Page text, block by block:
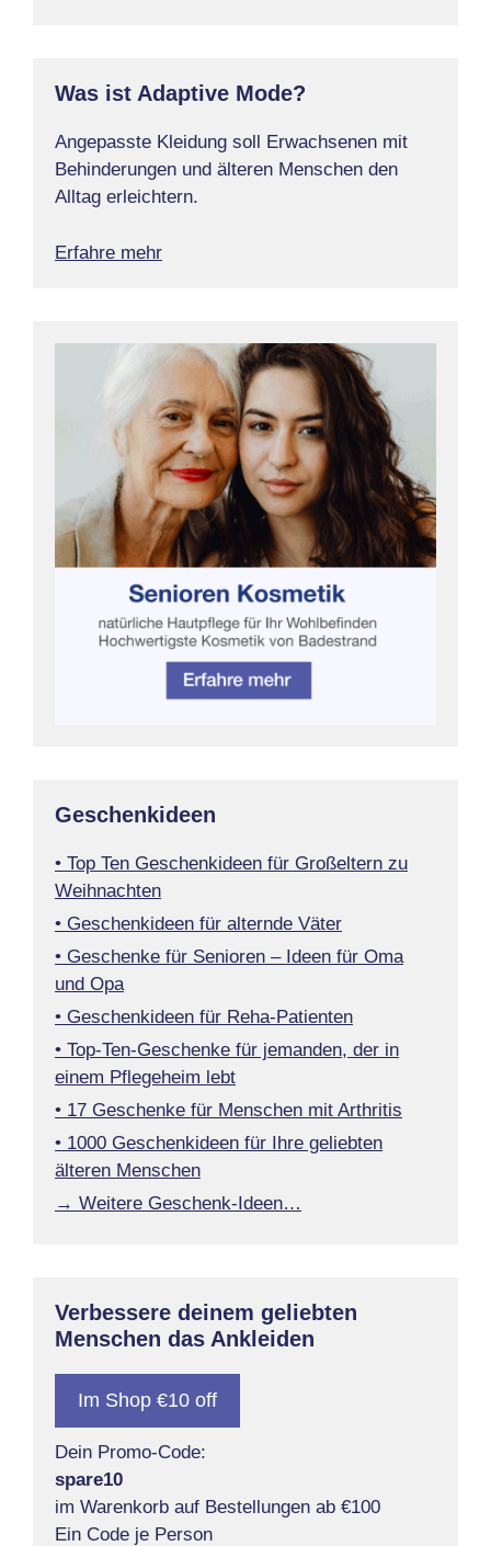
Was ist Adaptive Mode?
Angepasste Kleidung soll Erwachsenen mit
Behinderungen und älteren Menschen den
Alltag erleichtern.
Erfahre mehr
Geschenkideen
• Top Ten Geschenkideen für Großeltern zu
Weihnachten
• Geschenkideen für alternde Väter
• Geschenke für Senioren – Ideen für Oma
und Opa
• Geschenkideen für Reha-Patienten
• Top-Ten-Geschenke für jemanden, der in
einem Pflegeheim lebt
• 17 Geschenke für Menschen mit Arthritis
• 1000 Geschenkideen für Ihre geliebten
älteren Menschen
→ Weitere Geschenk-Ideen…
Verbessere deinem geliebten
Menschen das Ankleiden
Im Shop €10 off
Dein Promo-Code:
spare10
im Warenkorb auf Bestellungen ab €100
Ein Code je Person